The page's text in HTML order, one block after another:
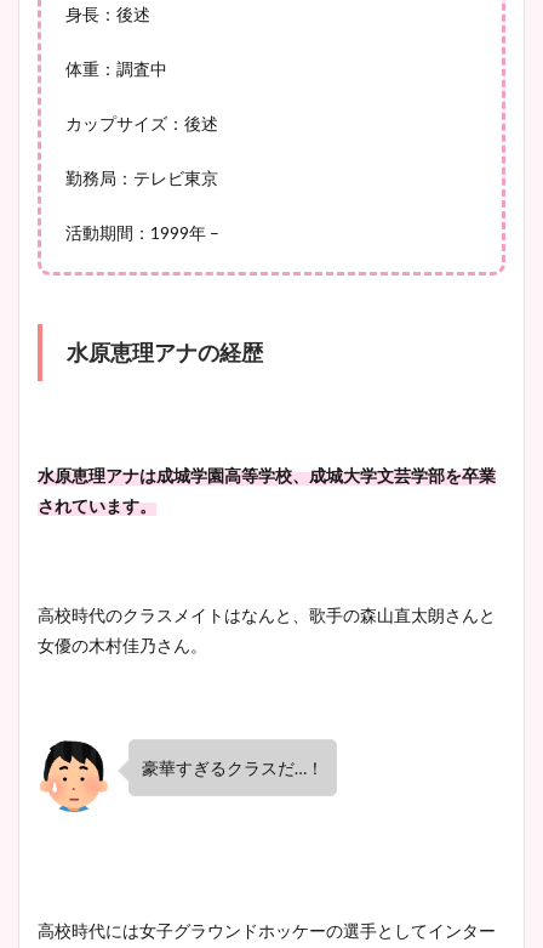
身長：後述
体重：調査中
カップサイズ：後述
勤務局：テレビ東京
活動期間：1999年 –
水原恵理アナの経歴
水原恵理アナは成城学園高等学校、成城大学文芸学部を卒業
されています。
高校時代のクラスメイトはなんと、歌手の森山直太朗さんと
女優の木村佳乃さん。
豪華すぎるクラスだ…！
高校時代には女子グラウンドホッケーの選手としてインター